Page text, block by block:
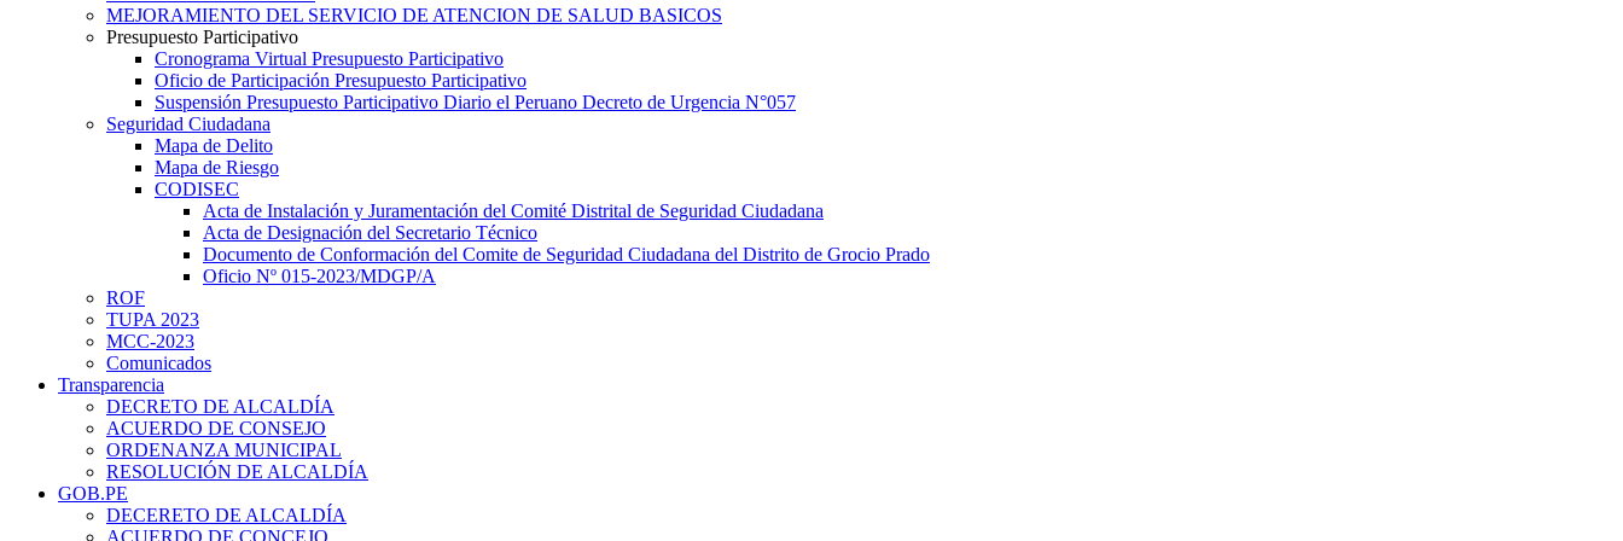
MEJORAMIENTO DEL SERVICIO DE ATENCION DE SALUD BASICOS
Presupuesto Participativo
Cronograma Virtual Presupuesto Participativo
Oficio de Participación Presupuesto Participativo
Suspensión Presupuesto Participativo Diario el Peruano Decreto de Urgencia N°057
Seguridad Ciudadana
Mapa de Delito
Mapa de Riesgo
CODISEC
Acta de Instalación y Juramentación del Comité Distrital de Seguridad Ciudadana
Acta de Designación del Secretario Técnico
Documento de Conformación del Comite de Seguridad Ciudadana del Distrito de Grocio Prado
Oficio Nº 015-2023/MDGP/A
ROF
TUPA 2023
MCC-2023
Comunicados
Transparencia
DECRETO DE ALCALDÍA
ACUERDO DE CONSEJO
ORDENANZA MUNICIPAL
RESOLUCIÓN DE ALCALDÍA
GOB.PE
DECERETO DE ALCALDÍA
ACUERDO DE CONCEJO